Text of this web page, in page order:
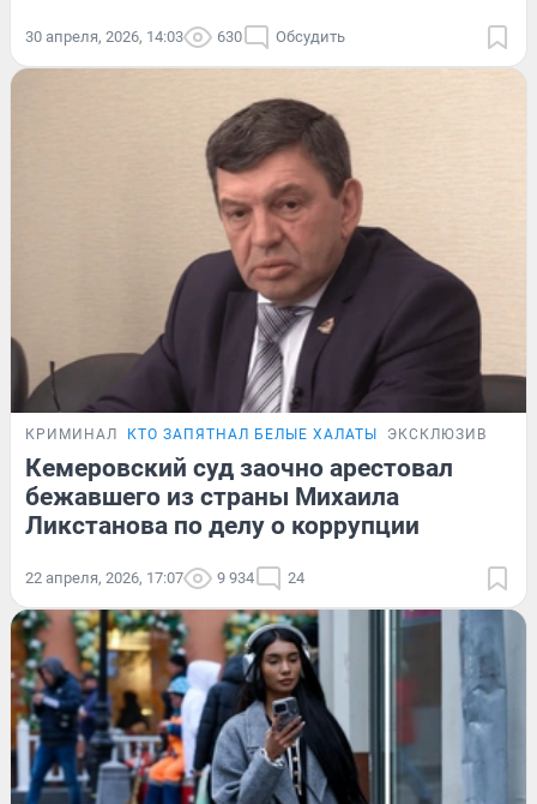
30 апреля, 2026, 14:03 630 Обсудить
КРИМИНАЛ КТО ЗАПЯТНАЛ БЕЛЫЕ ХАЛАТЫ ЭКСКЛЮЗИВ
Кемеровский суд заочно арестовал
бежавшего из страны Михаила
Ликстанова по делу о коррупции
22 апреля, 2026, 17:07 9 934 24